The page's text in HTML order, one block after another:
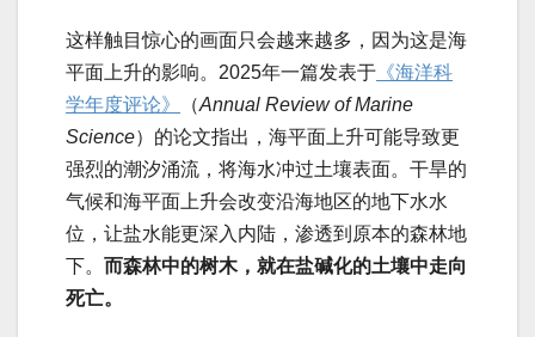
这样触目惊心的画面只会越来越多，因为这是海
平面上升的影响。2025年一篇发表于 《海洋科
学年度评论》
（Annual Review of Marine
Science）的论文指出，海平面上升可能导致更
强烈的潮汐涌流，将海水冲过土壤表面。干旱的
气候和海平面上升会改变沿海地区的地下水水
位，让盐水能更深入内陆，渗透到原本的森林地
下。 而森林中的树木，就在盐碱化的土壤中走向
死亡。